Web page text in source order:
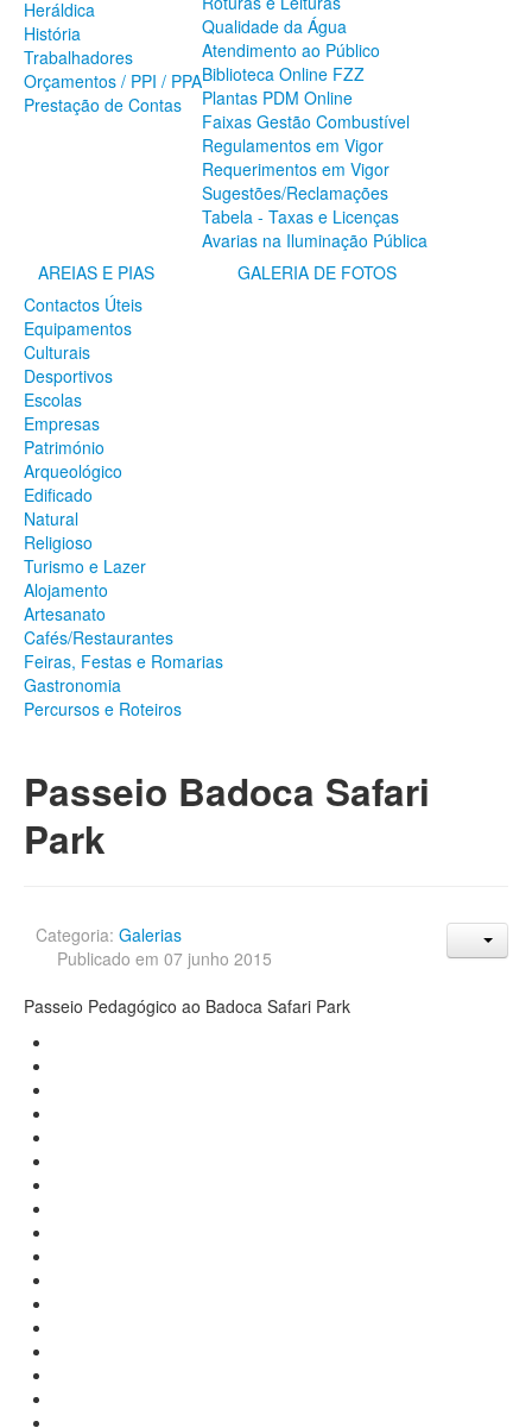
SERVIÇOS
A Minha Rua
Abastecimento de Água
Roturas e Leituras
Atendimento ao Público
Biblioteca Online FZZ
Faixas Gestão Combustível
Regulamentos em Vigor
Requerimentos em Vigor
Sugestões/Reclamações
Tabela - Taxas e Licenças
Avarias na Iluminação Pública
AREIAS E PIAS
Contactos Úteis
Equipamentos
Culturais
Desportivos
Escolas
Empresas
Património
Arqueológico
Edificado
Natural
Religioso
Turismo e Lazer
Alojamento
Artesanato
Gastronomia
Percursos e Roteiros
GALERIA DE FOTOS
Heráldica
História
Trabalhadores
Orçamentos / PPI / PPA
Prestação de Contas
Qualidade da Água
Atendimento ao Público
Biblioteca Online FZZ
Plantas PDM Online
Faixas Gestão Combustível
Regulamentos em Vigor
Requerimentos em Vigor
Sugestões/Reclamações
Tabela - Taxas e Licenças
Avarias na Iluminação Pública
AREIAS E PIAS
Contactos Úteis
Equipamentos
Culturais
Desportivos
Escolas
Empresas
Património
Arqueológico
Edificado
Natural
Religioso
Turismo e Lazer
Alojamento
Artesanato
Cafés/Restaurantes
Feiras, Festas e Romarias
Gastronomia
Percursos e Roteiros
GALERIA DE FOTOS
Passeio Badoca Safari
Park
Categoria: Galerias
Publicado em 07 junho 2015
Passeio Pedagógico ao Badoca Safari Park